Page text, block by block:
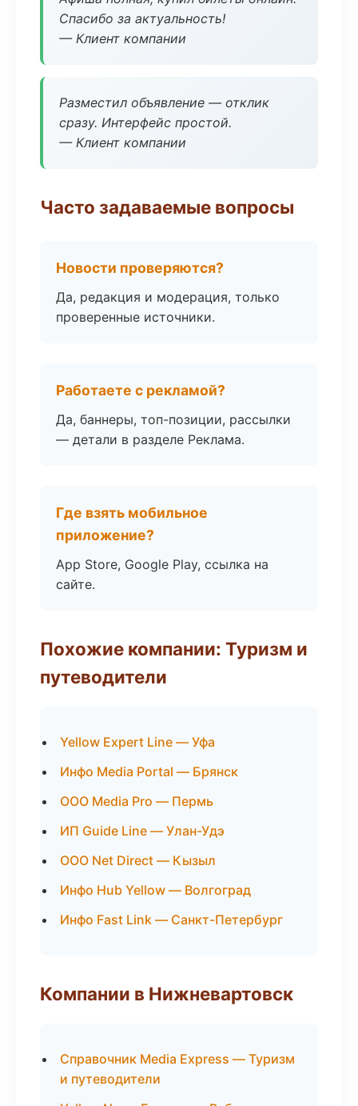
Спасибо за актуальность!
— Клиент компании
Разместил объявление — отклик
сразу. Интерфейс простой.
— Клиент компании
Часто задаваемые вопросы
Новости проверяются?
Да, редакция и модерация, только
проверенные источники.
Работаете с рекламой?
Да, баннеры, топ-позиции, рассылки
— детали в разделе Реклама.
Где взять мобильное
приложение?
App Store, Google Play, ссылка на
сайте.
Похожие компании: Туризм и
путеводители
Yellow Expert Line — Уфа
Инфо Media Portal — Брянск
ООО Media Pro — Пермь
ИП Guide Line — Улан-Удэ
ООО Net Direct — Кызыл
Инфо Hub Yellow — Волгоград
Инфо Fast Link — Санкт-Петербург
Компании в Нижневартовск
Справочник Media Express — Туризм
и путеводители